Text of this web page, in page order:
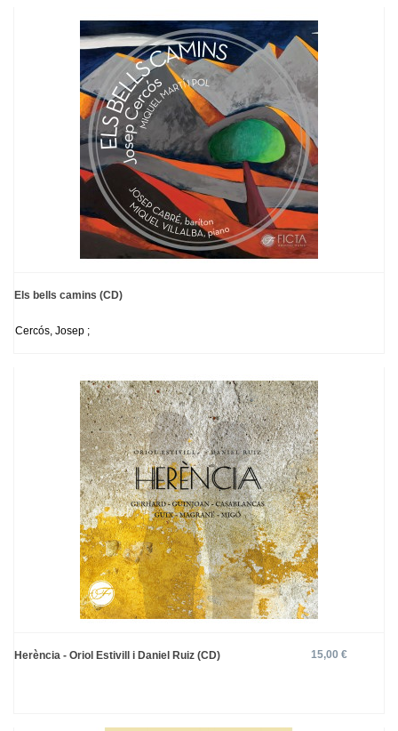
Els bells camins (CD)
Cercós, Josep ;
Herència - Oriol Estivill i Daniel Ruiz (CD) 15,00 €